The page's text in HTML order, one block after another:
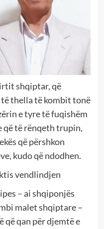
shqiptar, që
të thella të kombit tonë
e tyre të fuqishëm
që të rënqeth trupin,
që përshkon
kudo që ndodhen.
vendlindjen
– ai shqiponjës
malet shqiptare –
që qan për djemtë e